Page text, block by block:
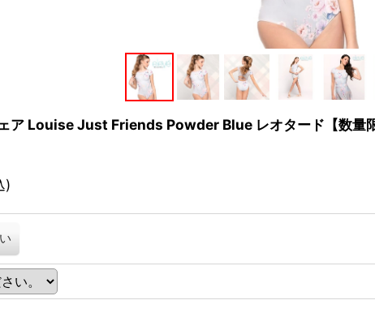
ア Louise Just Friends Powder Blue レオタード【数量限
)